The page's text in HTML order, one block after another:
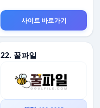
사이트 바로가기
22. 꿀파일